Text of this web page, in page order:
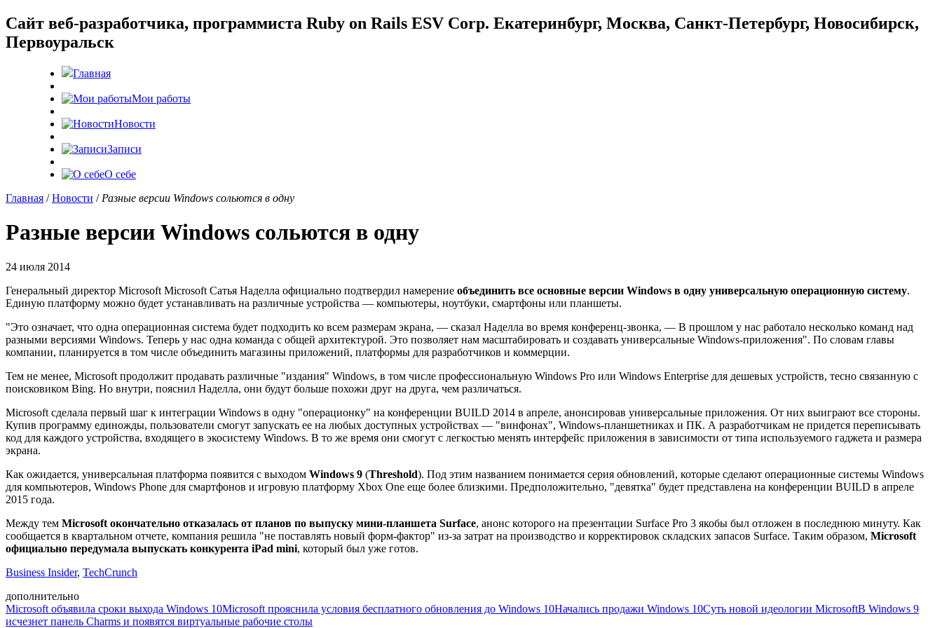
Cайт веб-разработчика, программиста Ruby on Rails ESV Corp. Екатеринбург, Москва, Санкт-Петербург, Новосибирск,
Первоуральск
Главная
Мои работы
Новости
Записи
О себе
Главная /Новости / Разные версии Windows сольются в одну
Разные версии Windows сольются в одну
24 июля 2014
Генеральный директор Microsoft Microsoft Сатья Наделла официально подтвердил намерение объединить все основные версии Windows в одну универсальную операционную систему.
Единую платформу можно будет устанавливать на различные устройства — компьютеры, ноутбуки, смартфоны или планшеты.
"Это означает, что одна операционная система будет подходить ко всем размерам экрана, — сказал Наделла во время конференц-звонка, — В прошлом у нас работало несколько команд над
разными версиями Windows. Теперь у нас одна команда с общей архитектурой. Это позволяет нам масштабировать и создавать универсальные Windows-приложения". По словам главы
компании, планируется в том числе объединить магазины приложений, платформы для разработчиков и коммерции.
Тем не менее, Microsoft продолжит продавать различные "издания" Windows, в том числе профессиональную Windows Pro или Windows Enterprise для дешевых устройств, тесно связанную с
поисковиком Bing. Но внутри, пояснил Наделла, они будут больше похожи друг на друга, чем различаться.
Microsoft сделала первый шаг к интеграции Windows в одну "операционку" на конференции BUILD 2014 в апреле, анонсировав универсальные приложения. От них выиграют все стороны.
Купив программу единожды, пользователи смогут запускать ее на любых доступных устройствах — "винфонах", Windows-планшетниках и ПК. А разработчикам не придется переписывать
код для каждого устройства, входящего в экосистему Windows. В то же время они смогут с легкостью менять интерфейс приложения в зависимости от типа используемого гаджета и размера
экрана.
Как ожидается, универсальная платформа появится с выходом Windows 9 (Threshold). Под этим названием понимается серия обновлений, которые сделают операционные системы Windows
для компьютеров, Windows Phone для смартфонов и игровую платформу Xbox One еще более близкими. Предположительно, "девятка" будет представлена на конференции BUILD в апреле
2015 года.
Между тем Microsoft окончательно отказалась от планов по выпуску мини-планшета Surface, анонс которого на презентации Surface Pro 3 якобы был отложен в последнюю минуту. Как
сообщается в квартальном отчете, компания решила "не поставлять новый форм-фактор" из-за затрат на производство и корректировок складских запасов Surface. Таким образом, Microsoft
официально передумала выпускать конкурента iPad mini, который был уже готов.
Business Insider, TechCrunch
дополнительно
Microsoft объявила сроки выхода Windows 10Microsoft прояснила условия бесплатного обновления до Windows 10Начались продажи Windows 10Суть новой идеологии MicrosoftВ Windows 9
исчезнет панель Charms и появятся виртуальные рабочие столы